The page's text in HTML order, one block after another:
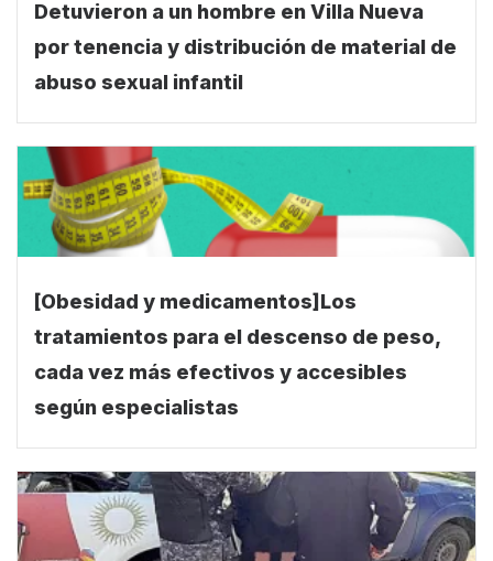
Detuvieron a un hombre en Villa Nueva
por tenencia y distribución de material de
[Obesidad y medicamentos]Los
tratamientos para el descenso de peso,
cada vez más efectivos y accesibles